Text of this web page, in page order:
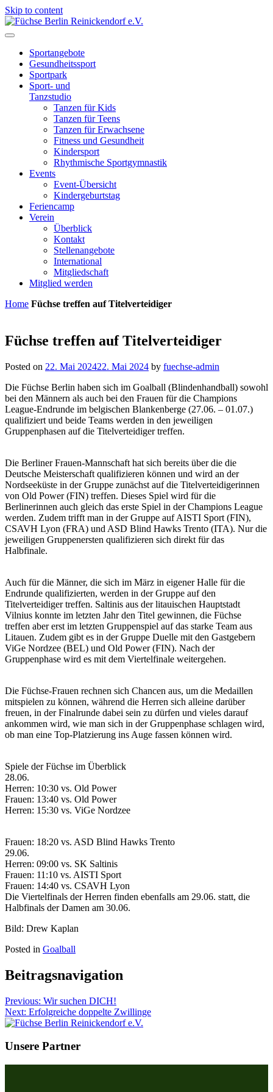
Skip to content
Sportangebote
Gesundheitssport
Sportpark
Sport- und
Tanzstudio
Tanzen für Kids
Tanzen für Teens
Tanzen für Erwachsene
Fitness und Gesundheit
Kindersport
Rhythmische Sportgymnastik
Events
Event-Übersicht
Kindergeburtstag
Feriencamp
Verein
Überblick
Kontakt
Stellenangebote
International
Mitgliedschaft
Mitglied werden
Home Füchse treffen auf Titelverteidiger
Füchse treffen auf Titelverteidiger
Posted on 22. Mai 202422. Mai 2024 by fuechse-admin
Die Füchse Berlin haben sich im Goalball (Blindenhandball) sowohl
bei den Männern als auch bei den Frauen für die Champions
League-Endrunde im belgischen Blankenberge (27.06. – 01.07.)
qualifiziert und beide Teams werden in den jeweiligen
Gruppenphasen auf die Titelverteidiger treffen.
Die Berliner Frauen-Mannschaft hat sich bereits über die die
Deutsche Meisterschaft qualifizieren können und wird an der
Nordseeküste in der Gruppe zunächst auf die Titelverteidigerinnen
von Old Power (FIN) treffen. Dieses Spiel wird für die
Berlinerinnen auch gleich das erste Spiel in der Champions League
werden. Zudem trifft man in der Gruppe auf AISTI Sport (FIN),
CSAVH Lyon (FRA) und ASD Blind Hawks Trento (ITA). Nur die
jeweiligen Gruppenersten qualifizieren sich direkt für das
Halbfinale.
Auch für die Männer, die sich im März in eigener Halle für die
Endrunde qualifizierten, werden in der Gruppe auf den
Titelverteidiger treffen. Saltinis aus der litauischen Hauptstadt
Vilnius konnte im letzten Jahr den Titel gewinnen, die Füchse
treffen aber erst im letzten Gruppenspiel auf das starke Team aus
Litauen. Zudem gibt es in der Gruppe Duelle mit den Gastgebern
ViGe Nordzee (BEL) und Old Power (FIN). Nach der
Gruppenphase wird es mit dem Viertelfinale weitergehen.
Die Füchse-Frauen rechnen sich Chancen aus, um die Medaillen
mitspielen zu können, während die Herren sich alleine darüber
freuen, in der Finalrunde dabei sein zu dürfen und vieles darauf
ankommen wird, wie man sich in der Gruppenphase schlagen wird,
ob man eine Top-Platzierung ins Auge fassen können wird.
Spiele der Füchse im Überblick
28.06.
Herren: 10:30 vs. Old Power
Frauen: 13:40 vs. Old Power
Herren: 15:30 vs. ViGe Nordzee
Frauen: 18:20 vs. ASD Blind Hawks Trento
29.06.
Herren: 09:00 vs. SK Saltinis
Frauen: 11:10 vs. AISTI Sport
Frauen: 14:40 vs. CSAVH Lyon
Die Viertelfinals der Herren finden ebenfalls am 29.06. statt, die
Halbfinals der Damen am 30.06.
Bild: Drew Kaplan
Posted in Goalball
Beitragsnavigation
Previous: Wir suchen DICH!
Next: Erfolgreiche doppelte Zwillinge
Unsere Partner